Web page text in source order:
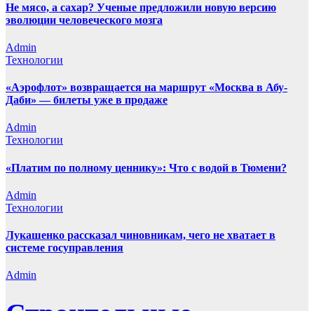
Не мясо, а сахар? Ученые предложили новую версию
эволюции человеческого мозга
Admin
Технологии
«Аэрофлот» возвращается на маршрут «Москва в Абу-
Даби» — билеты уже в продаже
Admin
Технологии
«Платим по полному ценнику»: Что с водой в Тюмени?
Admin
Технологии
Лукашенко рассказал чиновникам, чего не хватает в
системе госуправления
Admin